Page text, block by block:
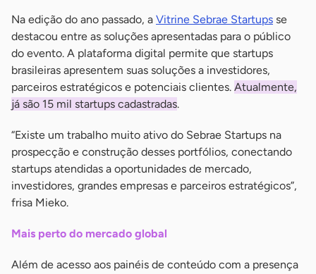
Na edição do ano passado, a Vitrine Sebrae Startups se
destacou entre as soluções apresentadas para o público
do evento. A plataforma digital permite que startups
brasileiras apresentem suas soluções a investidores,
parceiros estratégicos e potenciais clientes. Atualmente,
já são 15 mil startups cadastradas.
“Existe um trabalho muito ativo do Sebrae Startups na
prospecção e construção desses portfólios, conectando
startups atendidas a oportunidades de mercado,
investidores, grandes empresas e parceiros estratégicos”,
frisa Mieko.
Mais perto do mercado global
Além de acesso aos painéis de conteúdo com a presença